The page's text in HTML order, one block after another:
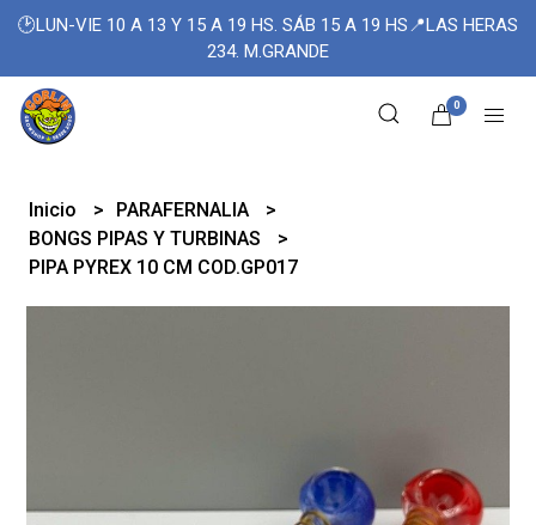
🕑LUN-VIE 10 A 13 Y 15 A 19 HS. SÁB 15 A 19 HS📍LAS HERAS
234. M.GRANDE
0
Inicio
PARAFERNALIA
BONGS PIPAS Y TURBINAS
PIPA PYREX 10 CM COD.GP017